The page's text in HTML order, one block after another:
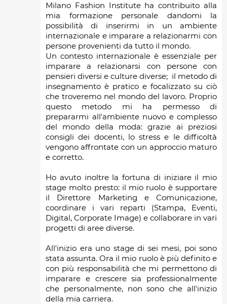
Milano Fashion Institute ha contribuito alla
mia formazione personale dandomi la
possibilità di inserirmi in un ambiente
internazionale e imparare a relazionarmi con
persone provenienti da tutto il mondo.
Un contesto internazionale è essenziale per
imparare a relazionarsi con persone con
pensieri diversi e culture diverse; il metodo di
insegnamento è pratico e focalizzato su ciò
che troveremo nel mondo del lavoro. Proprio
questo metodo mi ha permesso di
prepararmi all'ambiente nuovo e complesso
del mondo della moda: grazie ai preziosi
consigli dei docenti, lo stress e le difficoltà
vengono affrontate con un approccio maturo
e corretto.
Ho avuto inoltre la fortuna di iniziare il mio
stage molto presto: il mio ruolo è supportare
il Direttore Marketing e Comunicazione,
coordinare i vari reparti (Stampa, Eventi,
Digital, Corporate Image) e collaborare in vari
progetti di aree diverse.
All'inizio era uno stage di sei mesi, poi sono
stata assunta. Ora il mio ruolo è più definito e
con più responsabilità che mi permettono di
imparare e crescere sia professionalmente
che personalmente, non sono che all'inizio
della mia carriera.